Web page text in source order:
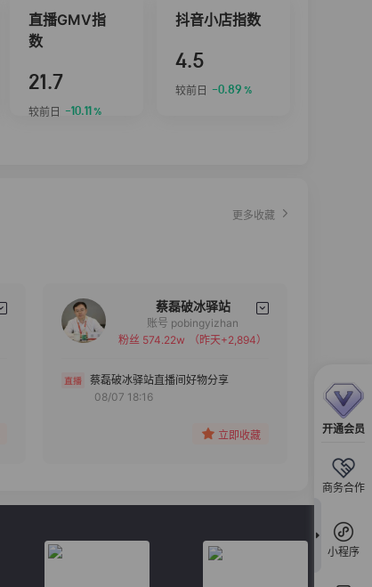
开通会员
商务合作
小程序
直播GMV指
数
21.7
较前日 -10.11 %
抖音小店指数
4.5
较前日 -0.89 %
更多收藏
蔡磊破冰驿站
备注
分组
账号 pobingyizhan
粉丝 574.22w
（昨天+2,894）
蔡磊破冰驿站直播间好物分享
08/07 18:16
立即收藏